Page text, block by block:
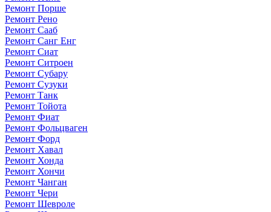
Ремонт Порше
Ремонт Рено
Ремонт Сааб
Ремонт Санг Енг
Ремонт Сиат
Ремонт Ситроен
Ремонт Субару
Ремонт Сузуки
Ремонт Танк
Ремонт Тойота
Ремонт Фиат
Ремонт Фольцваген
Ремонт Форд
Ремонт Хавал
Ремонт Хонда
Ремонт Хончи
Ремонт Чанган
Ремонт Чери
Ремонт Шевроле